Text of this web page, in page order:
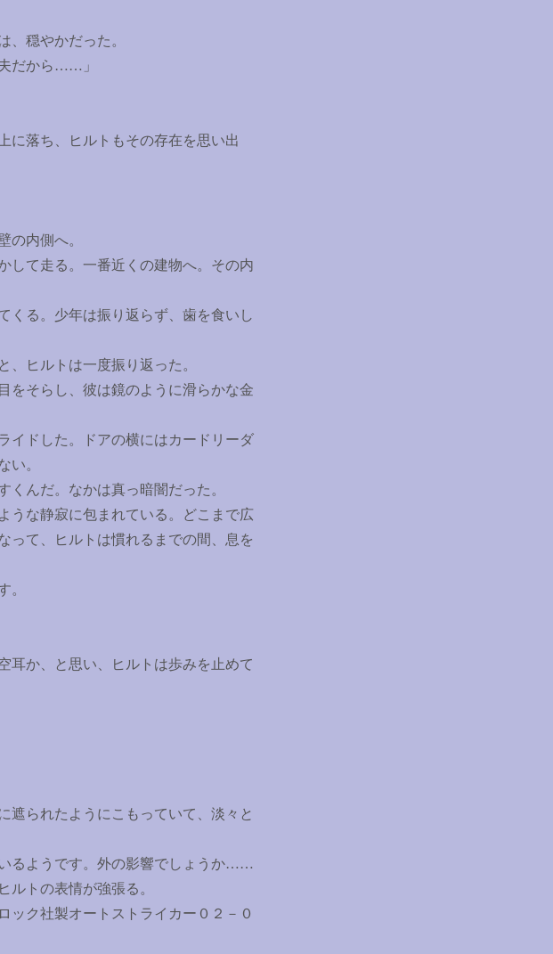
穏やかだった。
だから …… 」
落ち、ヒルトもその存在を思い出
の内側へ。
して走る。一番近くの建物へ。その内
る。少年は振り返らず、歯を食いし
ヒルトは一度振り返った。
をそらし、彼は鏡のように滑らかな金
イドした。ドアの横にはカードリーダ
い。
んだ。なかは真っ暗闇だった。
うな静寂に包まれている。どこまで広
って、ヒルトは慣れるまでの間、息を
。
か、と思い、ヒルトは歩みを止めて
られたようにこもっていて、淡々と
ようです。外の影響でしょうか……
トの表情が強張る。
ク社製オートストライカー０２－０